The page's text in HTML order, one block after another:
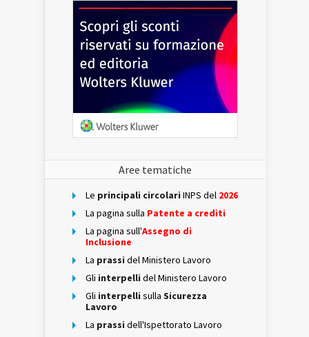
Aree tematiche
Le principali circolari INPS del 2026
La pagina sulla Patente a crediti
La pagina sull'Assegno di
Inclusione
La prassi del Ministero Lavoro
Gli interpelli del Ministero Lavoro
Gli interpelli sulla Sicurezza
Lavoro
La prassi dell'Ispettorato Lavoro